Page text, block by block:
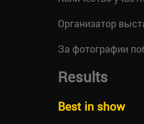
Организатор
За фотографии
Results
Best in show